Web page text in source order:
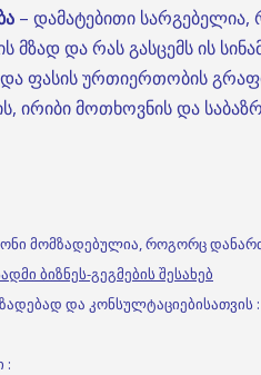
– დამატებითი
მზად და რას გასცემს ის
ფასის ურთიერთობის
ირიბი მოთხოვნის და
მომზადებულია, როგორც
ბიზნეს-გეგმების შესახებ
და კონსულტაციებისათვის
: